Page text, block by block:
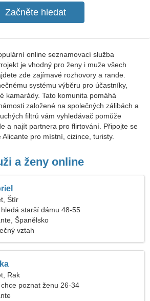
online seznamovací služba
je vhodný pro ženy i muže všech
zde zajímavé rozhovory a rande.
systému výběru pro účastníky,
kamarády. Tato komunita pomáhá
založené na společných zálibách a
filtrů vám vyhledávač pomůže
a najít partnera pro flirtování. Připojte se
pro místní, cizince, turisty.
a ženy online
Štír
hledá starší dámu 48-55
Španělsko
vztah
Rak
poznat ženu 26-34